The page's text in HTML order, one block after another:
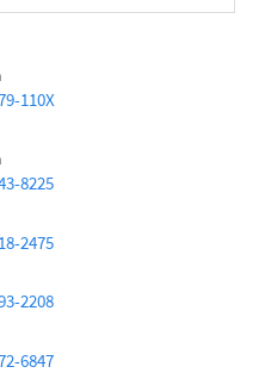
110X
8225
2475
2208
6847